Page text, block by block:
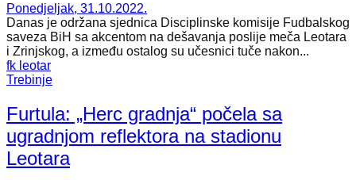
Ponedjeljak, 31.10.2022.
Danas je održana sjednica Disciplinske komisije Fudbalskog
saveza BiH sa akcentom na dešavanja poslije meča Leotara
i Zrinjskog, a između ostalog su učesnici tuče nakon...
fk leotar
Trebinje
Furtula: „Herc gradnja“ počela sa
ugradnjom reflektora na stadionu
Leotara